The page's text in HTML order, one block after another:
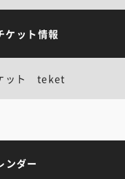
ケット情報
ット teket
ンダー